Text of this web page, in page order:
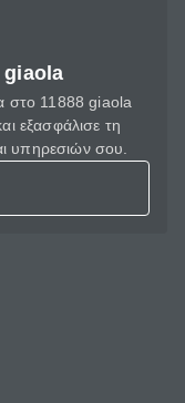
giaola
στο 11888 giaola
εξασφάλισε τη
υπηρεσιών σου.